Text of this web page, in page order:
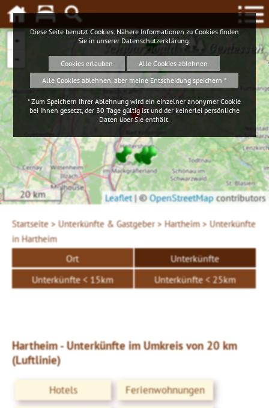
Schwarzwald Geniessen
+
−
20 km Leaflet |©OpenStreetMap contributors
Startseite > Unterkünfte & Gastgeber > Hartheim > Unterkünfte
in Hartheim
Ort
Unterkünfte
Unterkünfte < 15km
Unterkünfte < 25km
Hartheim - Unterkünfte im Umkreis von 20 km
(Luftlinie)
Hotels
Ferienwohnungen
Diese Seite benutzt Cookies. Nähere Informationen zu Cookies finden
Sie in unserer Datenschutzerklärung
Cookies erlauben
Alle Cookies ablehnen
Alle Cookies ablehnen, aber meine Entscheidung speichern *
* Zum Speichern Ihrer Ablehnung wird ein einzelner anonymer Cookie
bei Ihnen gesetzt, der 30 Tage gültig ist und der keinerlei persönliche
Daten über Sie enthält.